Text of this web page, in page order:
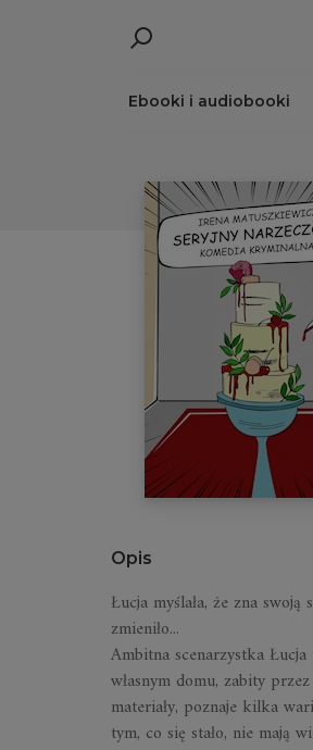
Ebooki i audiobooki
Opis
Łucja myślała, że zna
zmieniło...
Ambitna scenarzystka
własnym domu, zabity
materiały, poznaje kilka
tym, co się stało, nie mają